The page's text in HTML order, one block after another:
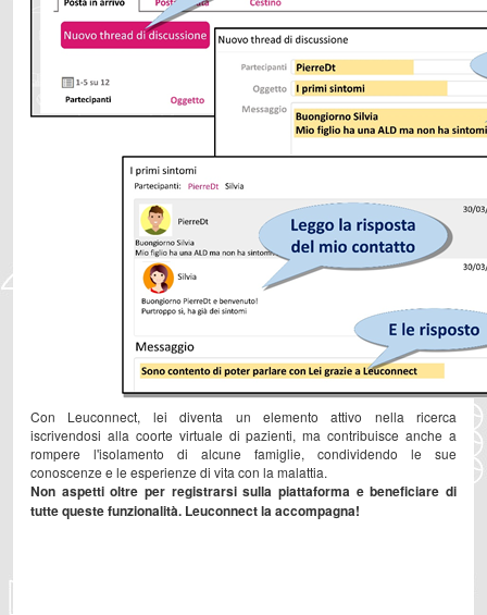
Con Leuconnect, lei diventa un elemento attivo nella ricerca
iscrivendosi alla coorte virtuale di pazienti, ma contribuisce anche a
rompere l'isolamento di alcune famiglie, condividendo le sue
conoscenze e le esperienze di vita con la malattia.
Non aspetti oltre per registrarsi sulla piattaforma e beneficiare di
tutte queste funzionalità. Leuconnect la accompagna!